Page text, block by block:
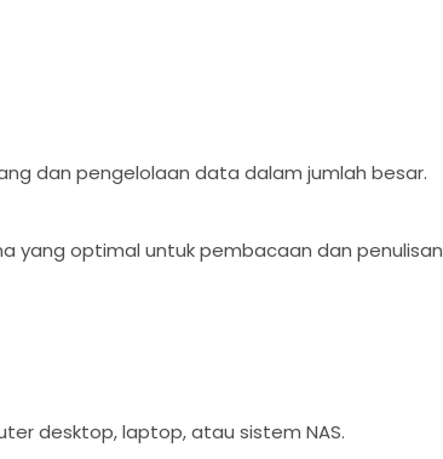
dan pengelolaan data dalam jumlah besar.
yang optimal untuk pembacaan dan penulisan
desktop, laptop, atau sistem NAS.